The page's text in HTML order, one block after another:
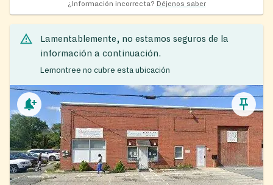
¿Información incorrecta? Déjenos saber
Lamentablemente, no estamos seguros de la
información a continuación.
Lemontree no cubre esta ubicación